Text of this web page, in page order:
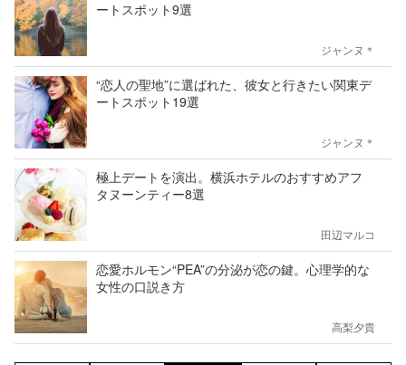
ートスポット9選
ジャンヌ＊
“恋人の聖地”に選ばれた、彼女と行きたい関東デ
ートスポット19選
ジャンヌ＊
極上デートを演出。横浜ホテルのおすすめアフ
タヌーンティー8選
田辺マルコ
恋愛ホルモン“PEA”の分泌が恋の鍵。心理学的な
女性の口説き方
高梨夕貴